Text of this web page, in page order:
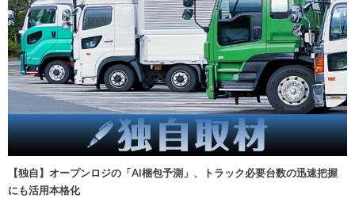
【独自】オープンロジの「AI梱包予測」、トラック必要台数の迅速把握
にも活用本格化